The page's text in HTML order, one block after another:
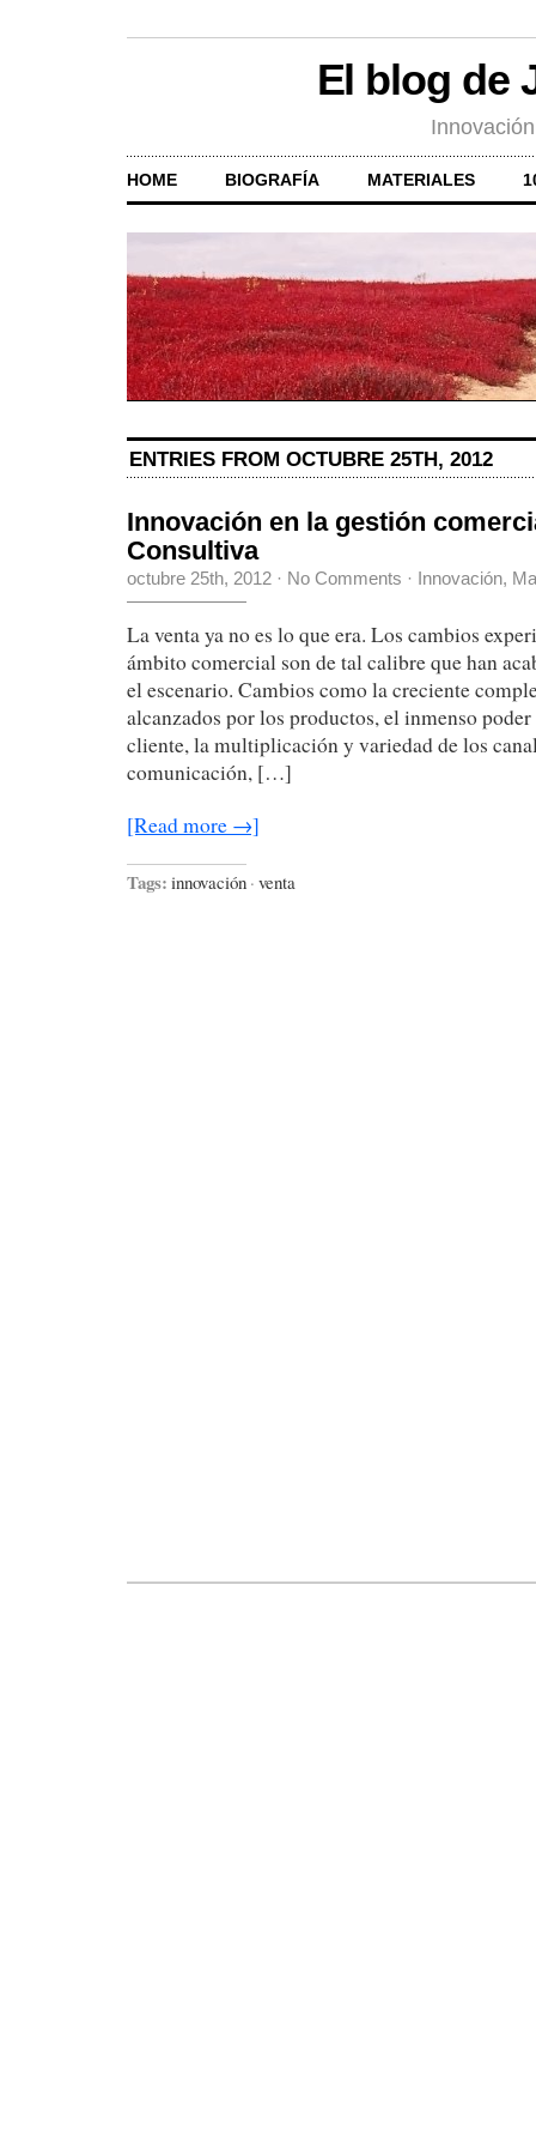
El blog de
HOME BIOGRAFÍA MATERIALES
ENTRIES FROM OCTUBRE 25TH, 2012
Innovación en la gestión
Consultiva
octubre 25th, 2012 · No Comments · Innovación,
La venta ya no es lo que era. Los cambios
ámbito comercial son de tal calibre que han
el escenario. Cambios como la creciente
alcanzados por los productos, el inmenso
cliente, la multiplicación y variedad de los
comunicación, […]
[Read more →]
Tags: innovación · venta